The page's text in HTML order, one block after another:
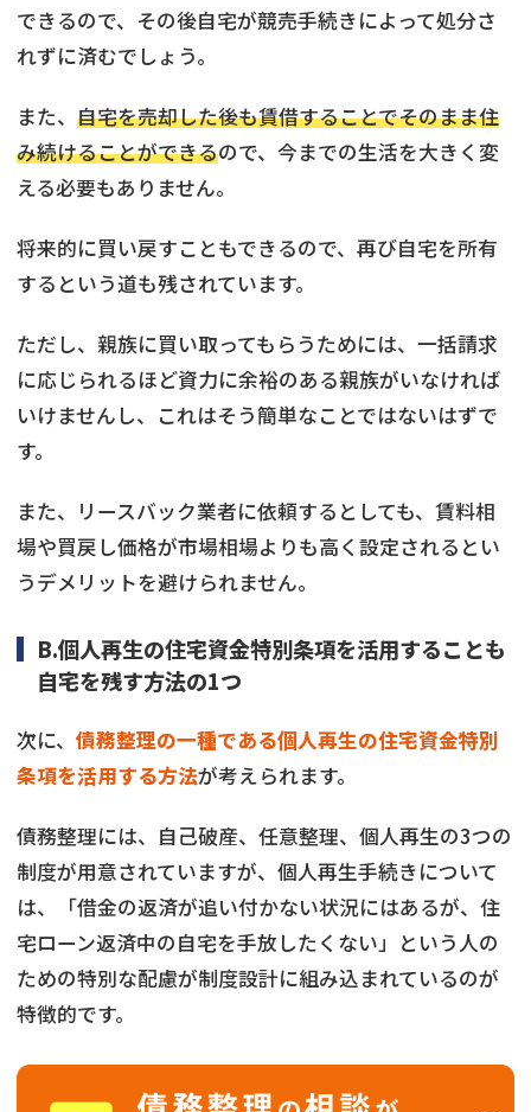
できるので、その後自宅が競売手続きによって処分さ
れずに済むでしょう。
また、 自宅を売却した後も賃借することでそのまま住
み続けることができるので、今までの生活を大きく変
える必要もありません。
将来的に買い戻すこともできるので、再び自宅を所有
するという道も残されています。
ただし、親族に買い取ってもらうためには、一括請求
に応じられるほど資力に余裕のある親族がいなければ
いけませんし、これはそう簡単なことではないはずで
す。
また、リースバック業者に依頼するとしても、賃料相
場や買戻し価格が市場相場よりも高く設定されるとい
うデメリットを避けられません。
B.個人再生の住宅資金特別条項を活用することも
自宅を残す方法の1つ
次に、 債務整理の一種である個人再生の住宅資金特別
条項を活用する方法が考えられます。
債務整理には、自己破産、任意整理、個人再生の3つの
制度が用意されていますが、個人再生手続きについて
は、「借金の返済が追い付かない状況にはあるが、住
宅ローン返済中の自宅を手放したくない」という人の
ための特別な配慮が制度設計に組み込まれているのが
特徴的です。